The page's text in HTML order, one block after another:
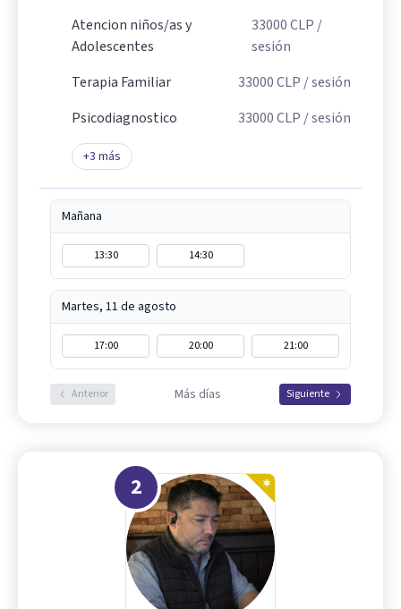
Atencion niños/as y
Adolescentes
33000CLP /
sesión
Terapia Familiar
33000CLP / sesión
Psicodiagnostico
33000CLP / sesión
+3 más
Mañana
13:30 14:30
Martes, 11 de agosto
17:00 20:00 21:00
Anterior Más días Siguiente
2